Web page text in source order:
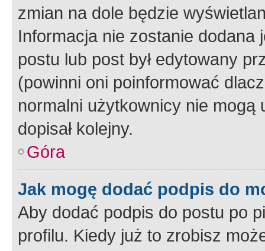
zmian na dole będzie
Informacja nie zostanie dodana
postu lub post był edytowany
(powinni oni poinformować
normalni użytkownicy nie
dopisał kolejny.
Góra
Jak mogę dodać podpis do
Aby dodać podpis do postu po
profilu. Kiedy już to zrobisz